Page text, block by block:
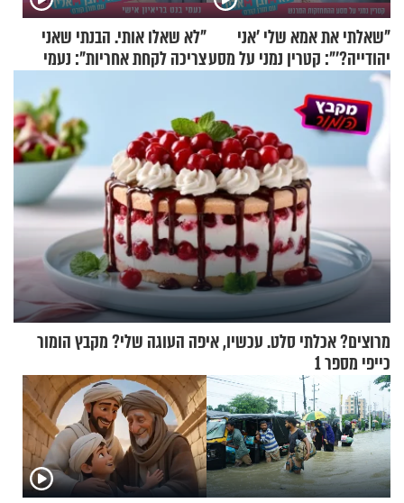
"שאלתי את אמא שלי 'אני
יהודייה?'": קטרין נמני על מסע
ההתחזקות המרגש
"לא שאלו אותי. הבנתי שאני
צריכה לקחת אחריות": נעמי
מרוצים? אכלתי סלט. עכשיו, איפה העוגה שלי? מקבץ הומור
כייפי מספר 1